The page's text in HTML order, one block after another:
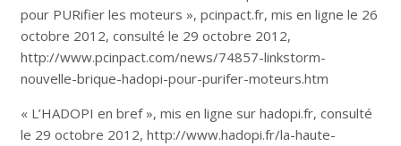
pour PURifier les moteurs », pcinpact.fr, mis en ligne le 26
octobre 2012, consulté le 29 octobre 2012,
http://www.pcinpact.com/news/74857-linkstorm-
nouvelle-brique-hadopi-pour-purifer-moteurs.htm
« L’HADOPI en bref », mis en ligne sur hadopi.fr, consulté
le 29 octobre 2012, http://www.hadopi.fr/la-haute-